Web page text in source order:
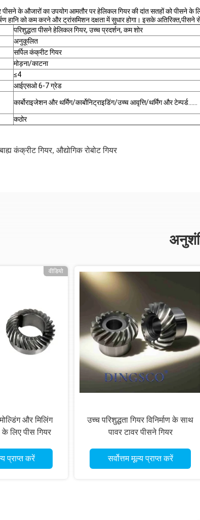
पीसने के औजारों का उपयोग आमतौर पर हेलिकल गियर की दांत सतहों को पीसने
हानि को कम करने और ट्रांसमिशन दक्षता में सुधार होगा। इसके
परिशुद्धता पीसने हेलिकल गियर, उच्च प्रदर्शन, कम शोर
अनुकूलित
सर्पिल कंक्रीट गियर
मोड़ना/काटना
≤4
आईएसओ 6-7 ग्रेड
कार्बोराइजेशन और थर्मिंग/कार्बोनिट्राइडिंग/उच्च आवृत्ति/थर्मिंग और टेम्पर्ड......
कठोर
बाह्य कंक्रीट गियर, औद्योगिक रोबोट गियर
वीडियो
और मिलिंग
के लिए पीस गियर
प्राप्त करें
उच्च परिशुद्धता गियर विनिर्माण के साथ
पावर टावर पीसने गियर
सर्वोत्तम मूल्य प्राप्त करें